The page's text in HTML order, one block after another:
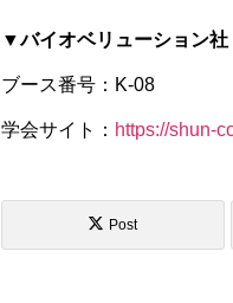
▼バイオベリューション社
ブース番号：K-08
学会サイト： https://shun-
Post